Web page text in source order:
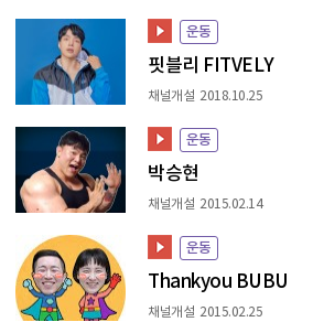
운동
핏블리 FITVELY
채널개설 2018.10.25
운동
박승현
채널개설 2015.02.14
운동
Thankyou BUBU
채널개설 2015.02.25